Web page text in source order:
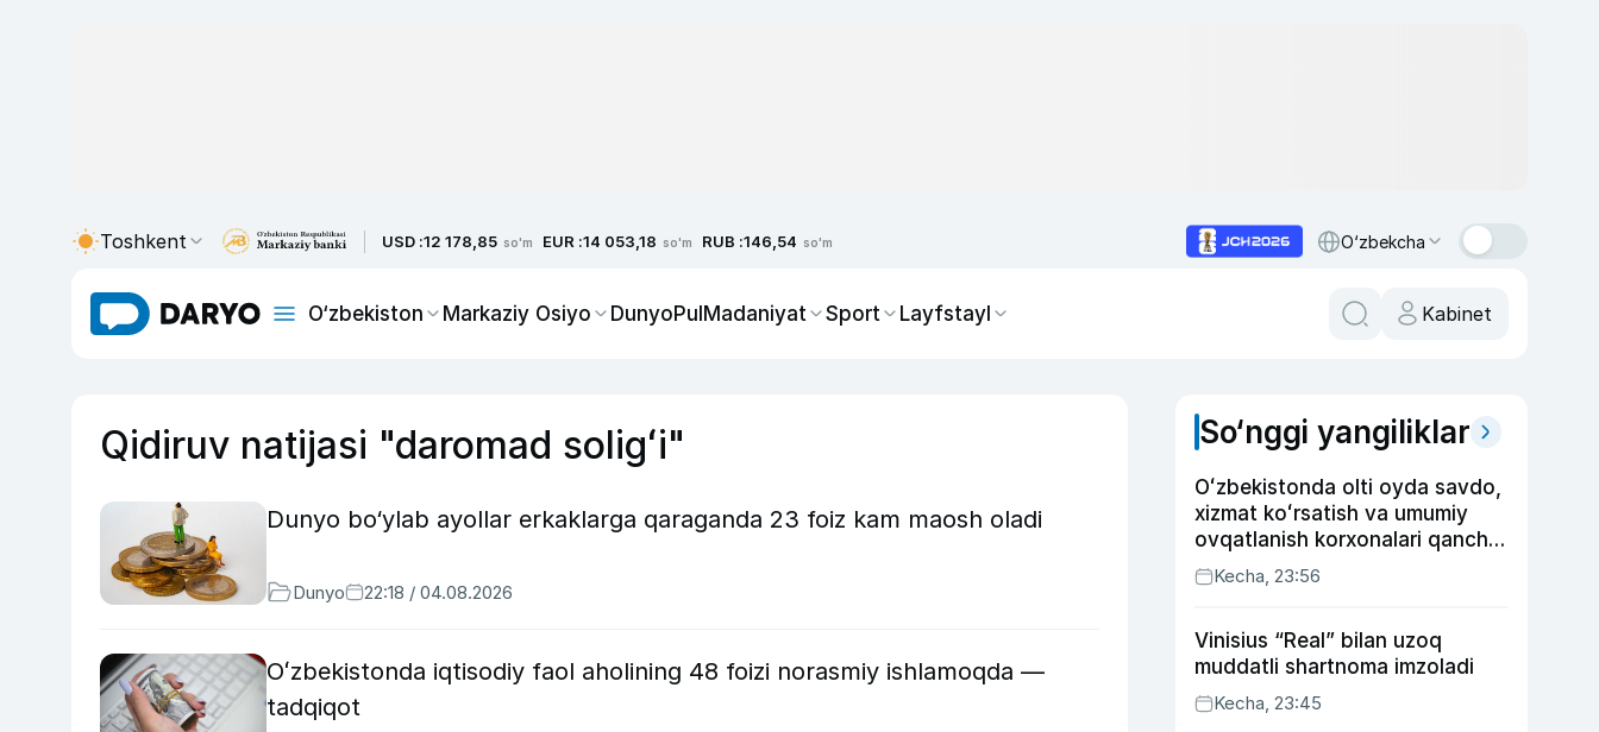
Toshkent USD :12 178,85 so'm EUR :14 053,18 so'm RUB :146,54 so'm O‘zbekcha
O‘zbekiston Markaziy Osiyo DunyoPulMadaniyat Sport Layfstayl Kabinet
Qidiruv natijasi "daromad soligʻi"
Dunyo bo‘ylab ayollar erkaklarga qaraganda 23 foiz kam maosh oladi
Dunyo 22:18 / 04.08.2026
Oʻzbekistonda iqtisodiy faol aholining 48 foizi norasmiy ishlamoqda —
tadqiqot
So‘nggi yangiliklar
Oʻzbekistonda olti oyda savdo,
xizmat koʻrsatish va umumiy
ovqatlanish korxonalari qancha
soliq toʻlagani ochiqlandi
Kecha, 23:56
Vinisius “Real” bilan uzoq
muddatli shartnoma imzoladi
Kecha, 23:45